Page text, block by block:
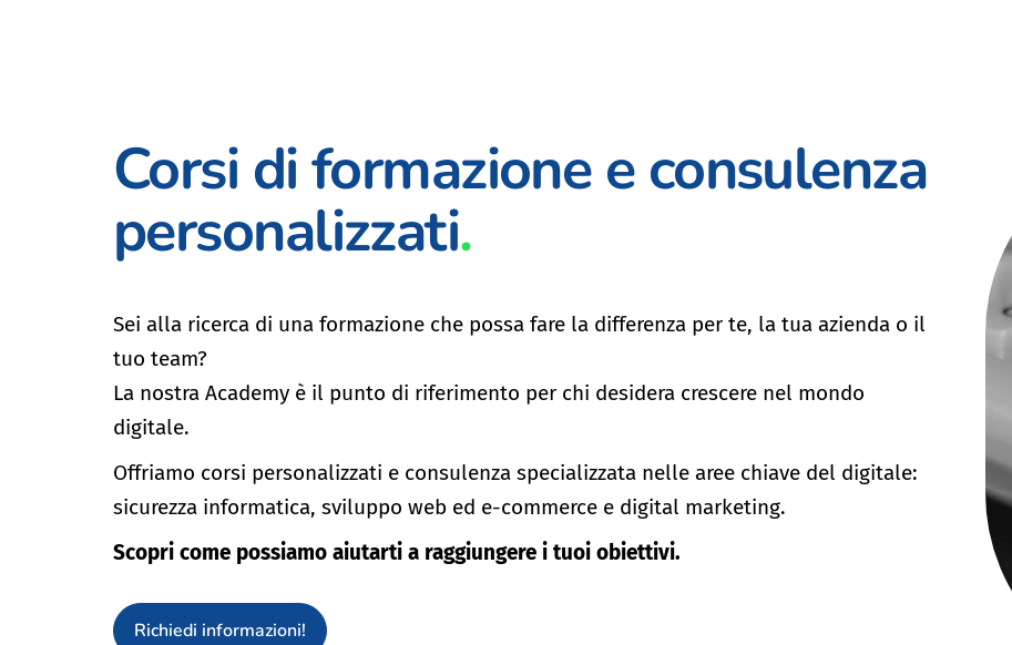
Corsi di formazione e consulenza
personalizzati.
Sei alla ricerca di una formazione che possa fare la differenza per te, la tua azienda o il
tuo team?
La nostra Academy è il punto di riferimento per chi desidera crescere nel mondo
digitale.
Offriamo corsi personalizzati e consulenza specializzata nelle aree chiave del digitale:
sicurezza informatica, sviluppo web ed e-commerce e digital marketing.
Scopri come possiamo aiutarti a raggiungere i tuoi obiettivi.
Richiedi informazioni!